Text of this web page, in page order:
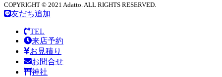
COPYRIGHT © 2021 Adatto. ALL RIGHTS RESERVED.
友だち追加
TEL
来店予約
お見積り
お問合せ
神社